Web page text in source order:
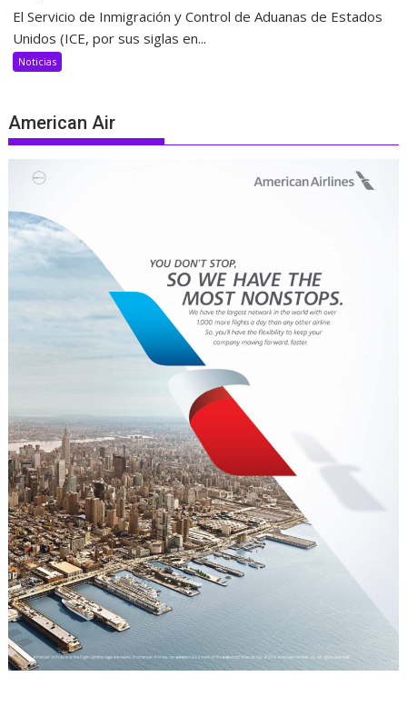
El Servicio de Inmigración y Control de Aduanas de Estados
Unidos (ICE, por sus siglas en...
Noticias
American Air